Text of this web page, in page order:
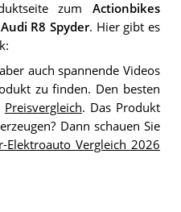
zum Actionbikes
R8 Spyder. Hier gibt es
aber auch spannende Videos
zu finden. Den besten
Preisvergleich. Das Produkt
Dann schauen Sie
Elektroauto Vergleich 2026